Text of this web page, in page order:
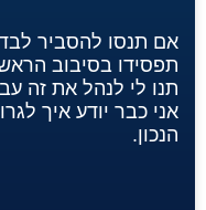
אם תנסו להסביר
תפסידו בסיבוב
תנו לי לנהל את זה
אני כבר יודע איך
הנכון.